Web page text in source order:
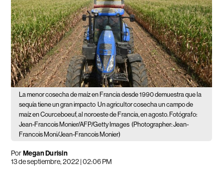
La menor cosecha de maíz en Francia desde 1990 demuestra que la
sequía tiene un gran impacto Un agricultor cosecha un campo de
maíz en Courceboeuf, al noroeste de Francia, en agosto. Fotógrafo:
Jean-Francois Monier/AFP/Getty Images (Photographer: Jean-
Francois Moni/Jean-Francois Monier)
PorMegan Durisin
13 de septiembre, 2022 | 02:06 PM